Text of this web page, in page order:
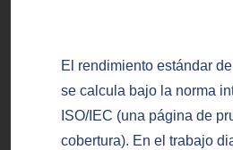
El rendimiento estándar
se calcula bajo la norma
ISO/IEC (una página de
cobertura). En el trabajo